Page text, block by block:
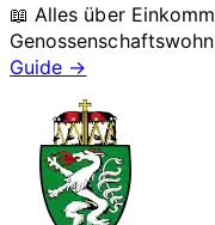
📖 Alles über
Guide →